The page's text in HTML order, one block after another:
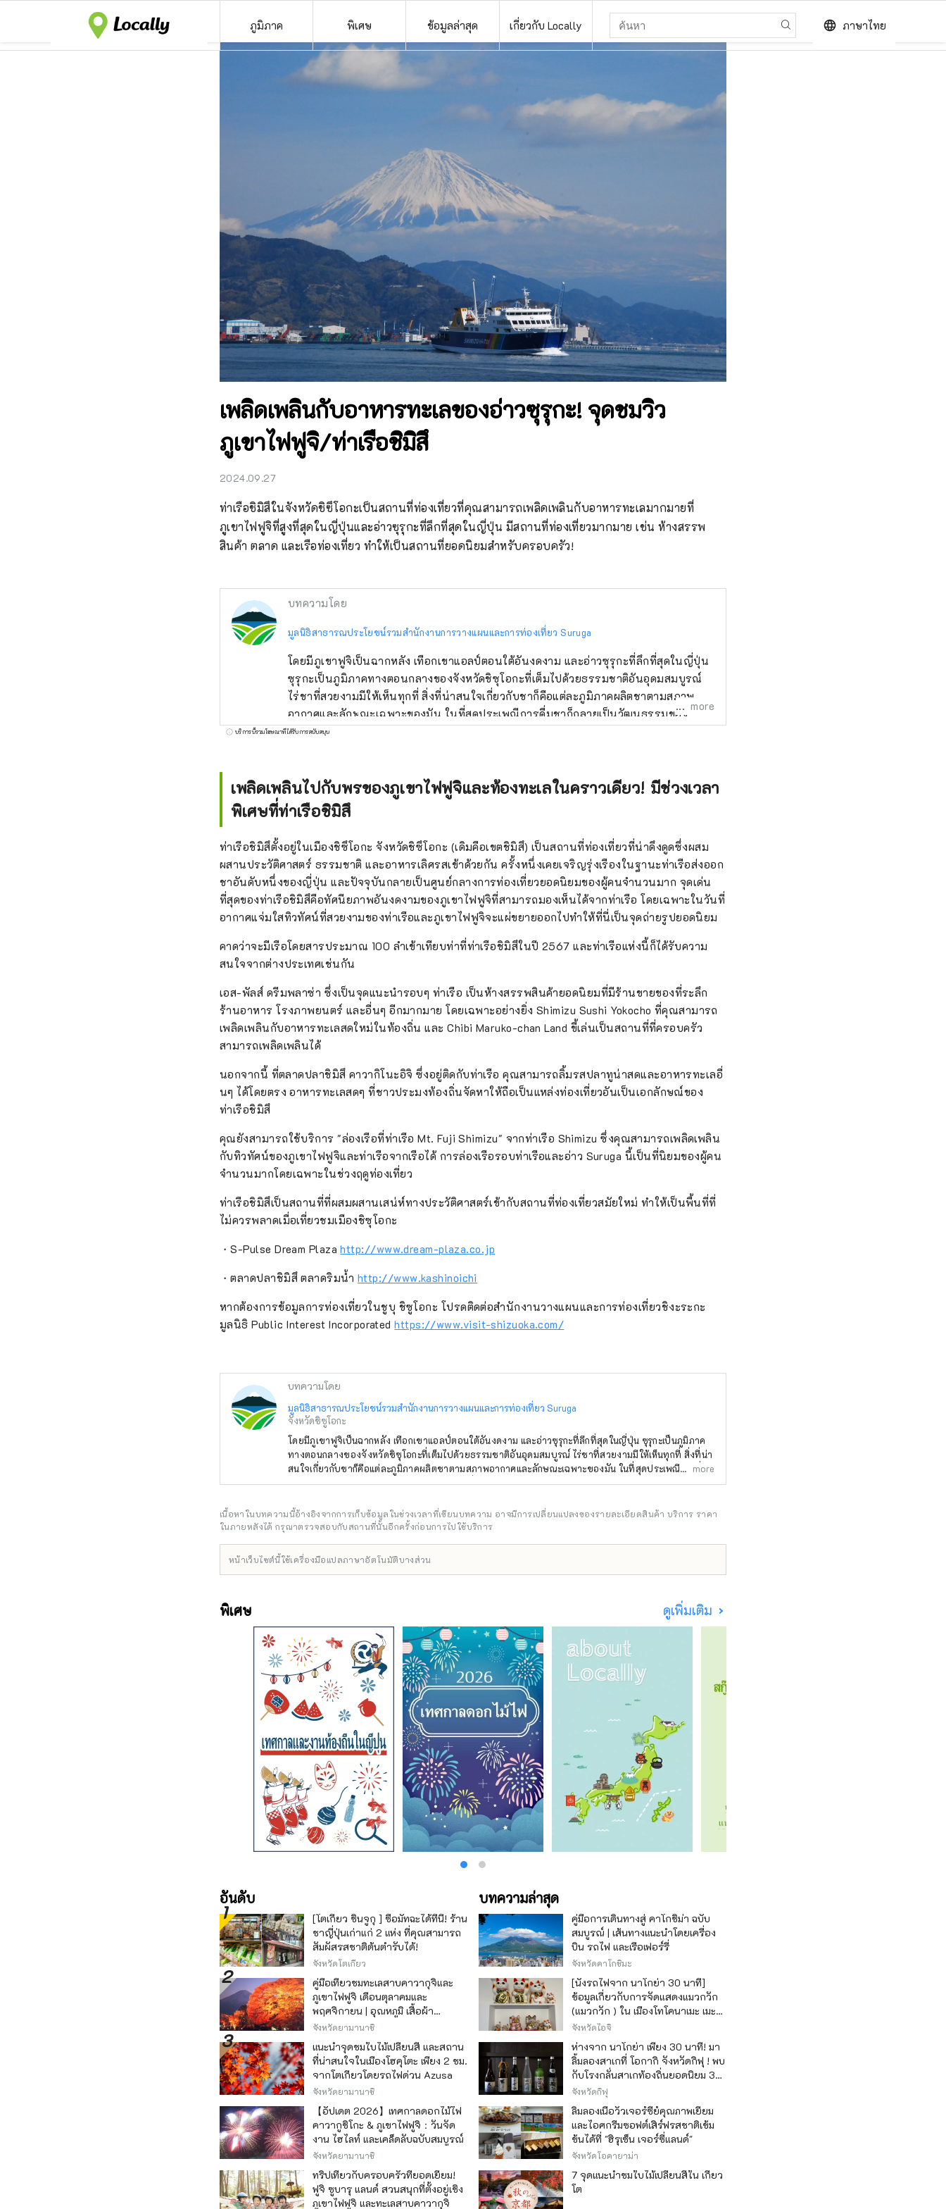
ภูมิภาค พิเศษ ข้อมูลล่าสุด เกี่ยวกับ Locally language ภาษาไทย
เพลิดเพลินกับอาหารทะเลของอ่าวซุรุกะ! จุดชมวิว
ภูเขาไฟฟูจิ/ท่าเรือชิมิสึ
2024.09.27
ท่าเรือชิมิสึในจังหวัดชิซึโอกะเป็นสถานที่ท่องเที่ยวที่คุณสามารถเพลิดเพลินกับอาหารทะเลมากมายที่
ภูเขาไฟฟูจิที่สูงที่สุดในญี่ปุ่นและอ่าวซุรุกะที่ลึกที่สุดในญี่ปุ่น มีสถานที่ท่องเที่ยวมากมาย เช่น ห้างสรรพ
สินค้า ตลาด และเรือท่องเที่ยว ทำให้เป็นสถานที่ยอดนิยมสำหรับครอบครัว!
บทความโดย
มูลนิธิสาธารณประโยชน์รวมสำนักงานการวางแผนและการท่องเที่ยว Suruga
โดยมีภูเขาฟูจิเป็นฉากหลัง เทือกเขาแอลป์ตอนใต้อันงดงาม และอ่าวซุรุกะที่ลึกที่สุดในญี่ปุ่น
ซุรุกะเป็นภูมิภาคทางตอนกลางของจังหวัดชิซุโอกะที่เต็มไปด้วยธรรมชาติอันอุดมสมบูรณ์
ไร่ชาที่สวยงามมีให้เห็นทุกที่ สิ่งที่น่าสนใจเกี่ยวกับชาก็คือแต่ละภูมิภาคผลิตชาตามสภาพ
อากาศและลักษณะเฉพาะของมัน ในที่สุดประเพณีการดื่มชาก็กลายเป็นวัฒนธรรมของ
``Suruga'' และหยั่งรากลึกในชีวิตประจำวัน ความอยากรู้อยากเห็นทางปัญญาของคุณจะถูก
โกย่า และเข้าถึงได้ง่ายมาก โดยใช้เวลาประมาณ 1 ชั่วโมงโดยชินคันเซ็น และประมาณ 1
ชั่วโมง 40 นาทีจากโอซาก้า ทำให้สามารถเยี่ยมชมพื้นที่นี้ร่วมกับเมืองใหญ่อื่นๆ ได้
นอกจากนี้ยังมีท่าเรือ Mt. Fuji Shimizu หนึ่งในท่าเรือสำราญชั้นนำของญี่ปุ่น และสนามบิน
Mt. Fuji Shizuoka ทำให้สะดวกต่อการเข้าถึงจากทั่วประเทศ 【เที่ยวชมสถานที่】 นอกจาก
การท่องเที่ยวแบบผจญภัยที่จะพาคุณไปรอบๆ ภูมิภาคที่ผลิตชาโดยใช้จักรยานที่มีผลกระทบ
ต่อสิ่งแวดล้อมต่ำแล้ว คุณยังสามารถเพลิดเพลินกับชาเขียวพร้อมสัมผัสบรรยากาศในสถานที่
ห่างไกลจากความเร่งรีบและคึกคักของเมือง และเรียนรู้เกี่ยวกับมารยาทในพิธีชงชา และ
อุปกรณ์ชงชาพร้อมชมสระน้ำในสวนญี่ปุ่นโบราณ คุณยังสามารถเรียนรู้เกี่ยวกับมันได้ด้วย
การสัมผัส ท่าเรือชิมิสึซึ่งเจริญรุ่งเรืองจากการส่งออกชาว่ากันว่าเป็นท่าเรือที่ดีที่สุดในโลก
พร้อมทิวทัศน์ภูเขาไฟฟูจิที่ดีที่สุดจากอ่าวซุรุกะ และนอกจากจะมีเรือสำราญหลายลำมาเยี่ยม
ชมแล้ว ที่นี่ยังเป็นสถานที่ที่ คุณสามารถเพลิดเพลินกับกีฬาทางน้ำ เช่น การแล่นเรือยอชท์
ภูเขาไฟฟูจิไหลลงมาเป็นแม่น้ำและเป็นร่องลึกมหาสมุทรลึกที่เหมาะสำหรับการเพาะพันธุ์
ปลาและสัตว์มีเปลือก คุณสามารถเพลิดเพลินกับปลาท้องถิ่นสดๆ เช่น ปลาแมคเคอเรล ปลา
โบนิโต ปลาไวท์เบท ปลาทรายแดง และกุ้งเชอร์รี่ที่จับได้เฉพาะในอ่าวซุรุกะในญี่ปุ่นเท่านั้น
[ไมซ์] ไม่เพียงแต่เหมาะสำหรับการท่องเที่ยวเท่านั้น แต่ยังเหมาะสำหรับการจัดงานไมซ์อีก
ด้วย เรามุ่งมั่นที่จะบรรลุถึงสี่รูปแบบ: ``ไมซ์รีสอร์ท'' ที่จุดชมวิว ``ไมซ์ในเมือง'' ที่โรงแรม
ในเมือง ``ไมซ์ขนาดใหญ่'' ที่ศูนย์การประชุม และ ``งานแสดงสินค้า/นิทรรศการ'' ที่ ห้อง
นิทรรศการที่ใหญ่ที่สุดในเมืองท้องถิ่น เราจะให้คำแนะนำตามคำขอของคุณ โดยเฉพาะ
ที่เฉพาะที่เกี่ยวข้องกับภูเขาไฟฟูจิหลายแห่ง เช่น ``เรือส่วนตัว'' และ ``สวนพร้อมทิวทัศน์ของ
ภูเขาไฟฟูจิ'' ทัวร์และการทัศนศึกษารวมถึง ``อุตสาหกรรมที่เกี่ยวข้องกับชา'' อันเป็น
เอกลักษณ์ของชิซูโอกะ `` อ่าว Suruga ที่ลึกที่สุดในญี่ปุ่น'' และ ``กิจกรรมเกี่ยวกับภูเขาไฟ
เที่ยวและจัดทำแผ่นพับท่องเที่ยว
more
บริการนี้รวมโฆษณาที่ได้รับการสนับสนุน
เพลิดเพลินไปกับพรของภูเขาไฟฟูจิและท้องทะเลในคราวเดียว! มีช่วงเวลา
พิเศษที่ท่าเรือชิมิสึ
ท่าเรือชิมิสึตั้งอยู่ในเมืองชิซึโอกะ จังหวัดชิซึโอกะ (เดิมคือเขตชิมิสึ) เป็นสถานที่ท่องเที่ยวที่น่าดึงดูดซึ่งผสม
ผสานประวัติศาสตร์ ธรรมชาติ และอาหารเลิศรสเข้าด้วยกัน ครั้งหนึ่งเคยเจริญรุ่งเรืองในฐานะท่าเรือส่งออก
ชาอันดับหนึ่งของญี่ปุ่น และปัจจุบันกลายเป็นศูนย์กลางการท่องเที่ยวยอดนิยมของผู้คนจำนวนมาก จุดเด่น
ที่สุดของท่าเรือชิมิสึคือทัศนียภาพอันงดงามของภูเขาไฟฟูจิที่สามารถมองเห็นได้จากท่าเรือ โดยเฉพาะในวันที่
อากาศแจ่มใสทิวทัศน์ที่สวยงามของท่าเรือและภูเขาไฟฟูจิจะแผ่ขยายออกไปทำให้ที่นี่เป็นจุดถ่ายรูปยอดนิยม
คาดว่าจะมีเรือโดยสารประมาณ 100 ลำเข้าเทียบท่าที่ท่าเรือชิมิสึในปี 2567 และท่าเรือแห่งนี้ก็ได้รับความ
สนใจจากต่างประเทศเช่นกัน
เอส-พัลส์ ดรีมพลาซ่า ซึ่งเป็นจุดแนะนำรอบๆ ท่าเรือ เป็นห้างสรรพสินค้ายอดนิยมที่มีร้านขายของที่ระลึก
ร้านอาหาร โรงภาพยนตร์ และอื่นๆ อีกมากมาย โดยเฉพาะอย่างยิ่ง Shimizu Sushi Yokocho ที่คุณสามารถ
เพลิดเพลินกับอาหารทะเลสดใหม่ในท้องถิ่น และ Chibi Maruko-chan Land ขี้เล่นเป็นสถานที่ที่ครอบครัว
สามารถเพลิดเพลินได้
นอกจากนี้ ที่ตลาดปลาชิมิสึ คาวากิโนะอิจิ ซึ่งอยู่ติดกับท่าเรือ คุณสามารถลิ้มรสปลาทูน่าสดและอาหารทะเลอื่
นๆ ได้โดยตรง อาหารทะเลสดๆ ที่ชาวประมงท้องถิ่นจัดหาให้ถือเป็นแหล่งท่องเที่ยวอันเป็นเอกลักษณ์ของ
ท่าเรือชิมิสึ
คุณยังสามารถใช้บริการ "ล่องเรือที่ท่าเรือ Mt. Fuji Shimizu" จากท่าเรือ Shimizu ซึ่งคุณสามารถเพลิดเพลิน
กับทิวทัศน์ของภูเขาไฟฟูจิและท่าเรือจากเรือได้ การล่องเรือรอบท่าเรือและอ่าว Suruga นี้เป็นที่นิยมของผู้คน
จำนวนมากโดยเฉพาะในช่วงฤดูท่องเที่ยว
ท่าเรือชิมิสึเป็นสถานที่ที่ผสมผสานเสน่ห์ทางประวัติศาสตร์เข้ากับสถานที่ท่องเที่ยวสมัยใหม่ ทำให้เป็นพื้นที่ที่
ไม่ควรพลาดเมื่อเที่ยวชมเมืองชิซุโอกะ
・S-Pulse Dream Plazahttp://www.dream-plaza.co.jp
・ตลาดปลาชิมิสึ ตลาดริมน้ำ http://www.kashinoichi
หากต้องการข้อมูลการท่องเที่ยวในชูบุ ชิซูโอกะ โปรดติดต่อสำนักงานวางแผนและการท่องเที่ยวชิงะระกะ
มูลนิธิ Public Interest Incorporatedhttps://www.visit-shizuoka.com/
บทความโดย
มูลนิธิสาธารณประโยชน์รวมสำนักงานการวางแผนและการท่องเที่ยว Suruga
จังหวัดชิซูโอกะ
โดยมีภูเขาฟูจิเป็นฉากหลัง เทือกเขาแอลป์ตอนใต้อันงดงาม และอ่าวซุรุกะที่ลึกที่สุดในญี่ปุ่น ซุรุกะเป็นภูมิภาค
ทางตอนกลางของจังหวัดชิซุโอกะที่เต็มไปด้วยธรรมชาติอันอุดมสมบูรณ์ ไร่ชาที่สวยงามมีให้เห็นทุกที่ สิ่งที่น่า
สนใจเกี่ยวกับชาก็คือแต่ละภูมิภาคผลิตชาตามสภาพอากาศและลักษณะเฉพาะของมัน ในที่สุดประเพณีการดื่ม
ชาก็กลายเป็นวัฒนธรรมของ ``Suruga'' และหยั่งรากลึกในชีวิตประจำวัน ความอยากรู้อยากเห็นทางปัญญา
จะสร้างความบันเทิงให้กับจิตวิญญาณของคุณ พื้นที่แห่งนี้ตั้งอยู่ระหว่างโตเกียวและนาโกย่า และเข้าถึงได้ง่าย
มาก โดยใช้เวลาประมาณ 1 ชั่วโมงโดยชินคันเซ็น และประมาณ 1 ชั่วโมง 40 นาทีจากโอซาก้า ทำให้สามารถ
ของญี่ปุ่น และสนามบิน Mt. Fuji Shizuoka ทำให้สะดวกต่อการเข้าถึงจากทั่วประเทศ 【เที่ยวชมสถานที่】
นอกจากการท่องเที่ยวแบบผจญภัยที่จะพาคุณไปรอบๆ ภูมิภาคที่ผลิตชาโดยใช้จักรยานที่มีผลกระทบต่อสิ่ง
โบราณ คุณยังสามารถเรียนรู้เกี่ยวกับมันได้ด้วยการสัมผัส ท่าเรือชิมิสึซึ่งเจริญรุ่งเรืองจากการส่งออกชาว่ากัน
ว่าเป็นท่าเรือที่ดีที่สุดในโลกพร้อมทิวทัศน์ภูเขาไฟฟูจิที่ดีที่สุดจากอ่าวซุรุกะ และนอกจากจะมีเรือสำราญหลาย
ลำมาเยี่ยมชมแล้ว ที่นี่ยังเป็นสถานที่ที่ คุณสามารถเพลิดเพลินกับกีฬาทางน้ำ เช่น การแล่นเรือยอชท์ และการ
เล่นน้ำทะเล นอกจากนี้ อ่าวซุรุกะยังเป็นพื้นที่ตกปลาตามธรรมชาติโดยมีน้ำจากภูเขาไฟฟูจิไหลลงมาเป็นแม่น้ำ
และเป็นร่องลึกมหาสมุทรลึกที่เหมาะสำหรับการเพาะพันธุ์ปลาและสัตว์มีเปลือก คุณสามารถเพลิดเพลินกับปลา
ท้องถิ่นสดๆ เช่น ปลาแมคเคอเรล ปลาโบนิโต ปลาไวท์เบท ปลาทรายแดง และกุ้งเชอร์รี่ที่จับได้เฉพาะในอ่าวซุ
รุกะในญี่ปุ่นเท่านั้น [ไมซ์] ไม่เพียงแต่เหมาะสำหรับการท่องเที่ยวเท่านั้น แต่ยังเหมาะสำหรับการจัดงานไมซ์อีก
ด้วย เรามุ่งมั่นที่จะบรรลุถึงสี่รูปแบบ: ``ไมซ์รีสอร์ท'' ที่จุดชมวิว ``ไมซ์ในเมือง'' ที่โรงแรมในเมือง ``ไมซ์ขนาด
ใหญ่'' ที่ศูนย์การประชุม และ ``งานแสดงสินค้า/นิทรรศการ'' ที่ ห้องนิทรรศการที่ใหญ่ที่สุดในเมืองท้องถิ่น เรา
จะให้คำแนะนำตามคำขอของคุณ โดยเฉพาะ "Resort MICE" ที่สามารถมองเห็นวิวภูเขาไฟฟูจิได้จึงแนะนำให้
ใช้ในพิธีมอบรางวัล มีสถานที่เฉพาะที่เกี่ยวข้องกับภูเขาไฟฟูจิหลายแห่ง เช่น ``เรือส่วนตัว'' และ ``สวนพร้อม
ทิวทัศน์ของภูเขาไฟฟูจิ'' ทัวร์และการทัศนศึกษารวมถึง ``อุตสาหกรรมที่เกี่ยวข้องกับชา'' อันเป็นเอกลักษณ์
ของชิซูโอกะ `` อ่าว Suruga ที่ลึกที่สุดในญี่ปุ่น'' และ ``กิจกรรมเกี่ยวกับภูเขาไฟฟูจิ'' แนะนำ นอกจากนี้เรายัง
สนับสนุนคุณด้วยการให้คำปรึกษาและแนะนำสถานที่ท่องเที่ยวและจัดทำแผ่นพับท่องเที่ยว
more
เนื้อหาในบทความนี้อ้างอิงจากการเก็บข้อมูลในช่วงเวลาที่เขียนบทความ อาจมีการเปลี่ยนแปลงของรายละเอียดสินค้า บริการ ราคา
ในภายหลังได้ กรุณาตรวจสอบกับสถานที่นั้นอีกครั้งก่อนการไปใช้บริการ
หน้าเว็บไซต์นี้ใช้เครื่องมือแปลภาษาอัตโนมัติบางส่วน
พิเศษ ดูเพิ่มเติม
อันดับ
[โตเกียว ชินจูกุ ] ซื้อมัทฉะได้ที่นี่! ร้าน
ชาญี่ปุ่นเก่าแก่ 2 แห่ง ที่คุณสามารถ
สัมผัสรสชาติต้นตำรับได้!
จังหวัดโตเกียว
คู่มือเที่ยวชมทะเลสาบคาวากุจิและ
ภูเขาไฟฟูจิ เดือนตุลาคมและ
พฤศจิกายน | อุณหภูมิ เสื้อผ้า
เทศกาลใบไม้เปลี่ยนสี และจุดชมวิว
จังหวัดยามานาชิ
แนะนำจุดชมใบไม้เปลี่ยนสี และสถาน
ที่น่าสนใจในเมืองโฮคุโตะ เพียง 2 ชม.
จากโตเกียวโดยรถไฟด่วน Azusa
จังหวัดยามานาชิ
【อัปเดต 2026】เทศกาลดอกไม้ไฟ
คาวากูชิโกะ & ภูเขาไฟฟูจิ：วันจัด
งาน ไฮไลท์ และเคล็ดลับฉบับสมบูรณ์
จังหวัดยามานาชิ
ทริปเที่ยวกับครอบครัวที่ยอดเยี่ยม!
ฟูจิ ซูบารุ แลนด์ สวนสนุกที่ตั้งอยู่เชิง
ภูเขาไฟฟูจิ และทะเลสาบคาวากุจิ
บทความล่าสุด
คู่มือการเดินทางสู่ คาโกชิม่า ฉบับ
สมบูรณ์ | เส้นทางแนะนำโดยเครื่อง
บิน รถไฟ และเรือเฟอร์รี่
จังหวัดคาโกชิมะ
[นั่งรถไฟจาก นาโกย่า 30 นาที]
ข้อมูลเกี่ยวกับการจัดแสดงแมวกวัก
(แมวกวัก ) ใน เมืองโทโคนาเมะ เมะ
ซึ่งเป็นแหล่งผลิตแมวกวักอันดับหนึ่ง
ของญี่ปุ่น
จังหวัดไอจิ
ห่างจาก นาโกย่า เพียง 30 นาที! มา
ลิ้มลองสาเกที่ โอกากิ จังหวัดกิฟุ ! พบ
กับโรงกลั่นสาเกท้องถิ่นยอดนิยม 3
แห่ง
จังหวัดกิฟุ
ลิ้มลองเนื้อวัวเจอร์ซีย์คุณภาพเยี่ยม
และไอศกรีมซอฟต์เสิร์ฟรสชาติเข้ม
ข้นได้ที่ "ฮิรุเซ็น เจอร์ซี่แลนด์"
จังหวัดโอคายาม่า
7 จุดแนะนำชมใบไม้เปลี่ยนสีใน เกียว
โต